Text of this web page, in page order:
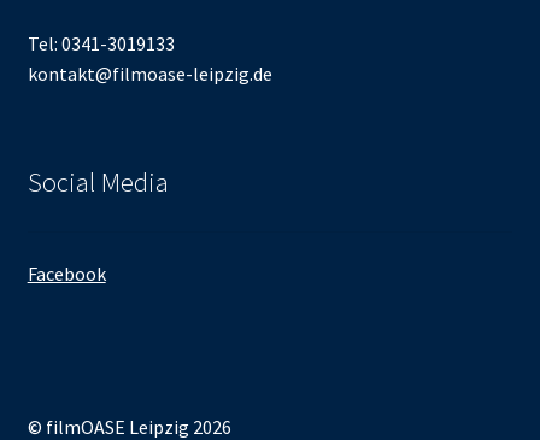
Tel: 0341-3019133
kontakt@filmoase-leipzig.de
Social Media
Facebook
© filmOASE Leipzig 2026